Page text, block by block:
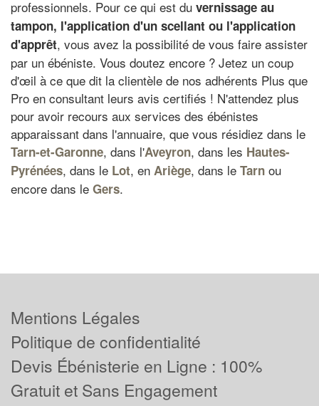
professionnels. Pour ce qui est du vernissage au
tampon, l'application d'un scellant ou l'application
d'apprêt, vous avez la possibilité de vous faire assister
par un ébéniste. Vous doutez encore ? Jetez un coup
d'œil à ce que dit la clientèle de nos adhérents Plus que
Pro en consultant leurs avis certifiés ! N'attendez plus
pour avoir recours aux services des ébénistes
apparaissant dans l'annuaire, que vous résidiez dans le
Tarn-et-Garonne, dans l'Aveyron, dans les Hautes-
Pyrénées, dans le Lot, en Ariège, dans le Tarn ou
encore dans le Gers.
Mentions Légales
Politique de confidentialité
Devis Ébénisterie en Ligne : 100%
Gratuit et Sans Engagement